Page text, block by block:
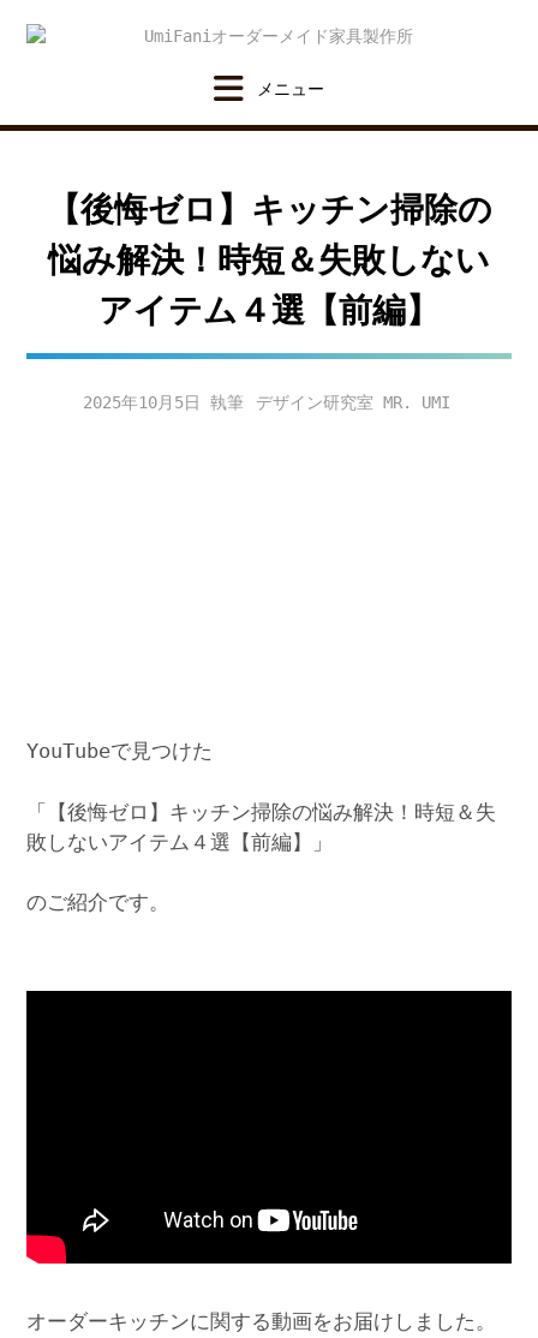
【後悔ゼロ】キッチン掃除の
悩み解決！時短＆失敗しない
アイテム４選【前編】
2025年10月5日 デザイン研究室 MR. UMI
YouTubeで見つけた
「【後悔ゼロ】キッチン掃除の悩み解決！時短＆失
敗しないアイテム４選【前編】」
のご紹介です。
オーダーキッチンに関する動画をお届けしました。